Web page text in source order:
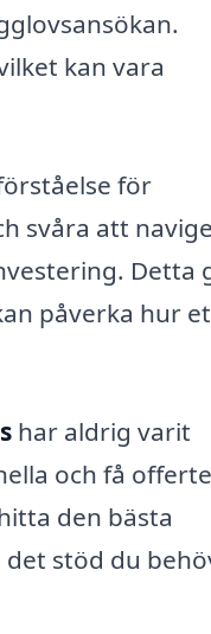
kan vara
för
svåra att
Detta
påverka hur
har aldrig varit
och få
den bästa
stöd du